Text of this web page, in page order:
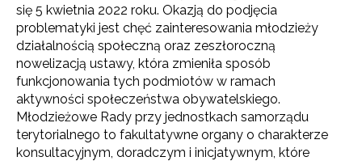
się 5 kwietnia 2022 roku. Okazją do podjęcia
problematyki jest chęć zainteresowania młodzieży
działalnością społeczną oraz zeszłoroczną
nowelizacją ustawy, która zmieniła sposób
funkcjonowania tych podmiotów w ramach
aktywności społeczeństwa obywatelskiego.
Młodzieżowe Rady przy jednostkach samorządu
terytorialnego to fakultatywne organy o charakterze
konsultacyjnym, doradczym i inicjatywnym, które